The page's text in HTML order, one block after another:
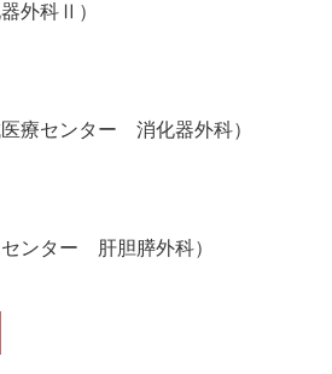
外科Ⅱ）
医療センター 消化器外科）
センター 肝胆膵外科）